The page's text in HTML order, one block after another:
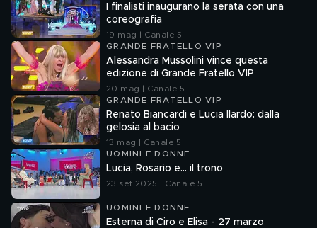
I finalisti inaugurano la serata con una
coreografia
19 mag | Canale 5
GRANDE FRATELLO VIP
Alessandra Mussolini vince questa
edizione di Grande Fratello VIP
20 mag | Canale 5
GRANDE FRATELLO VIP
Renato Biancardi e Lucia Ilardo: dalla
gelosia al bacio
13 mag | Canale 5
UOMINI E DONNE
Lucia, Rosario e... il trono
23 set 2025 | Canale 5
UOMINI E DONNE
Esterna di Ciro e Elisa - 27 marzo